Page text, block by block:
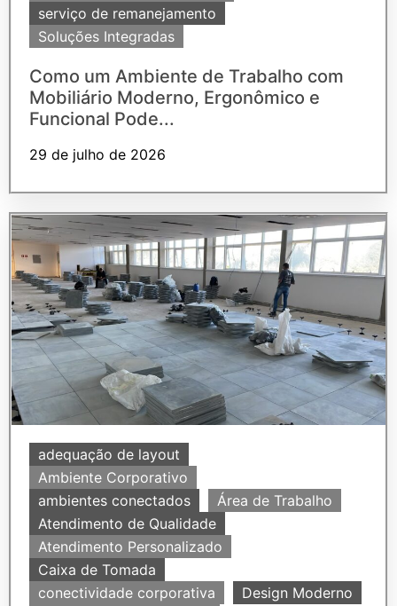
serviço de remanejamento
Soluções Integradas
Como um Ambiente de Trabalho com
Mobiliário Moderno, Ergonômico e
Funcional Pode...
29 de julho de 2026
adequação de layout
Ambiente Corporativo
ambientes conectados
Área de Trabalho
Atendimento de Qualidade
Atendimento Personalizado
Caixa de Tomada
conectividade corporativa
Design Moderno